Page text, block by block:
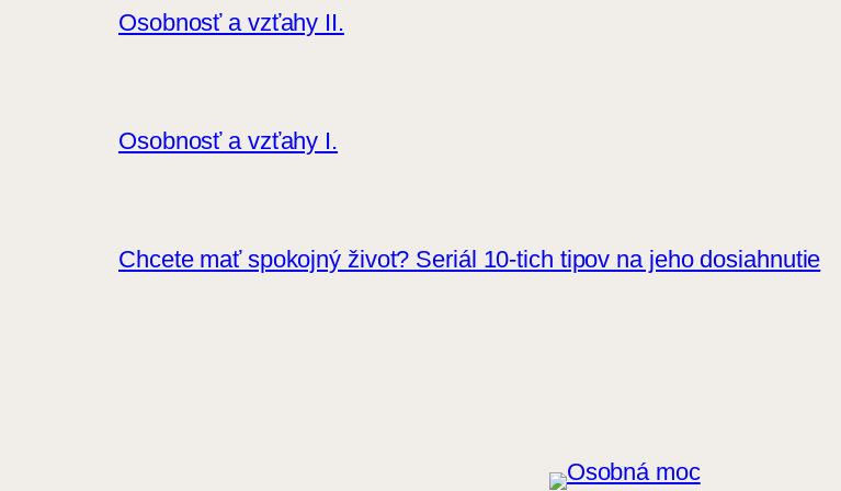
Osobnosť a vzťahy II.
Osobnosť a vzťahy I.
Chcete mať spokojný život? Seriál 10-tich tipov na jeho dosiahnutie